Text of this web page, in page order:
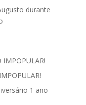
durante
IMPOPULAR!
1 ano